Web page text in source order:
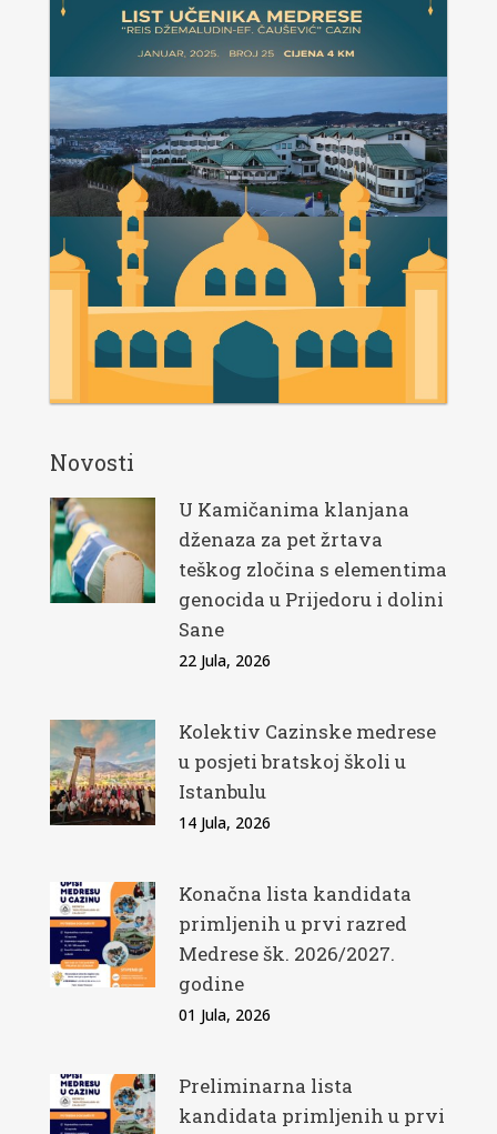
Novosti
U Kamičanima klanjana
dženaza za pet žrtava
teškog zločina s elementima
genocida u Prijedoru i dolini
Sane
22 Jula, 2026
Kolektiv Cazinske medrese
u posjeti bratskoj školi u
Istanbulu
14 Jula, 2026
Konačna lista kandidata
primljenih u prvi razred
Medrese šk. 2026/2027.
godine
01 Jula, 2026
Preliminarna lista
kandidata primljenih u prvi